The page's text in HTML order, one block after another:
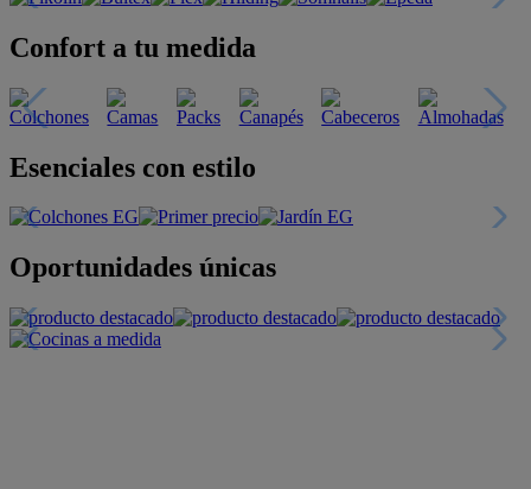
Confort a tu medida
Esenciales con estilo
Oportunidades únicas